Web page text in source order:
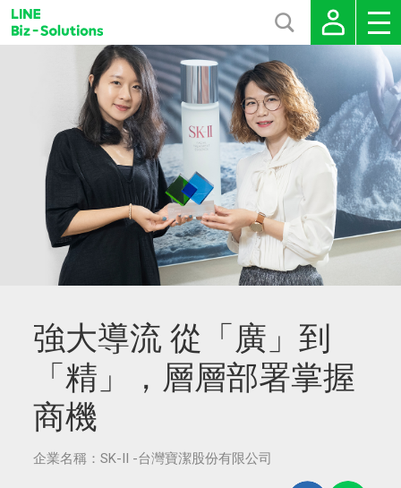
強大導流 從「廣」到
「精」，層層部署掌握
商機
企業名稱：SK-II -台灣寶潔股份有限公司